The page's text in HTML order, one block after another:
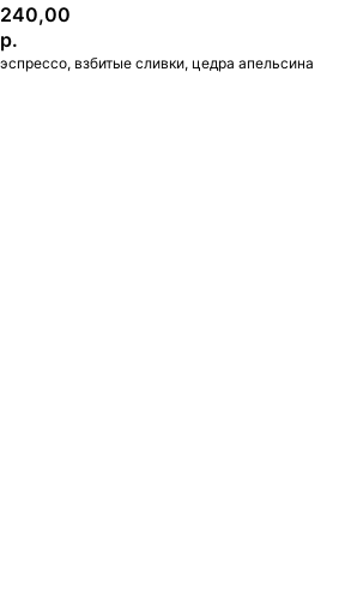
240,00
р.
эспрессо, взбитые сливки, цедра апельсина